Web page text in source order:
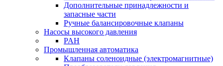
Дополнительные принадлежности и
запасные части
Ручные балансировочные клапаны
Насосы высокого давления
PAH
Промышленная автоматика
Клапаны соленоидные (электромагнитные)